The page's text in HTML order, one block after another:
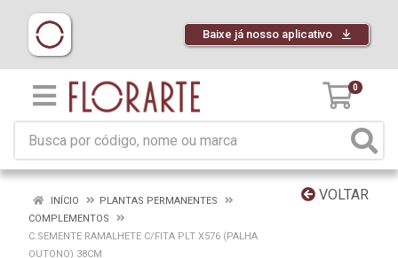
Baixe já nosso aplicativo
0
VOLTAR
INÍCIO
PLANTAS PERMANENTES
COMPLEMENTOS
C.SEMENTE RAMALHETE C/FITA PLT X576 (PALHA
OUTONO) 38CM